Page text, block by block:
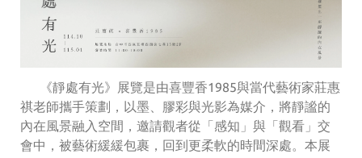
《靜處有光》展覽是由喜豐香1985與當代藝術家莊惠
祺老師攜手策劃，以墨、膠彩與光影為媒介，將靜謐的
內在風景融入空間，邀請觀者從「感知」與「觀看」交
會中，被藝術緩緩包裹，回到更柔軟的時間深處。本展